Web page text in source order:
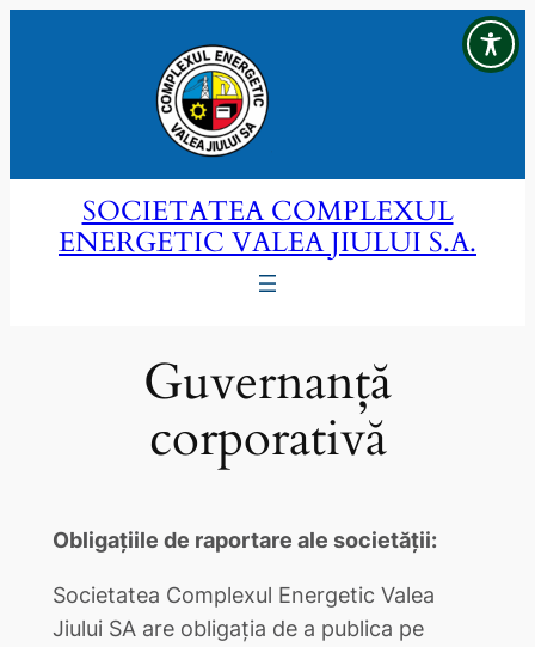
SOCIETATEA COMPLEXUL
ENERGETIC VALEA JIULUI S.A.
Guvernanță
corporativă
Obligațiile de raportare ale societății:
Societatea Complexul Energetic Valea
Jiului SA are obligația de a publica pe